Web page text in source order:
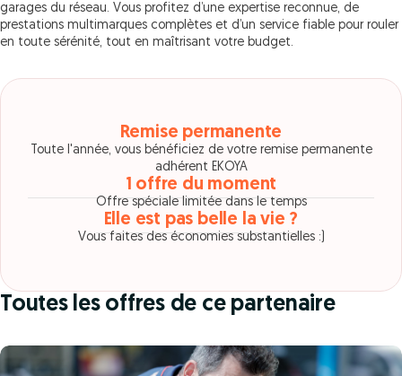
garages du réseau. Vous profitez d’une expertise reconnue, de
prestations multimarques complètes et d’un service fiable pour rouler
en toute sérénité, tout en maîtrisant votre budget.
Remise permanente
Toute l'année, vous bénéficiez de votre remise permanente
adhérent EKOYA
1 offre du moment
Offre spéciale limitée dans le temps
Elle est pas belle la vie ?
Vous faites des économies substantielles :)
Toutes les offres de ce partenaire